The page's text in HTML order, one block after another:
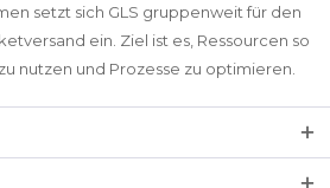
setzt sich GLS gruppenweit für den
ein. Ziel ist es, Ressourcen so
nutzen und Prozesse zu optimieren.